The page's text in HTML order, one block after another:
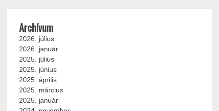
Archívum
2026. július
2026. január
2025. július
2025. június
2025. április
2025. március
2025. január